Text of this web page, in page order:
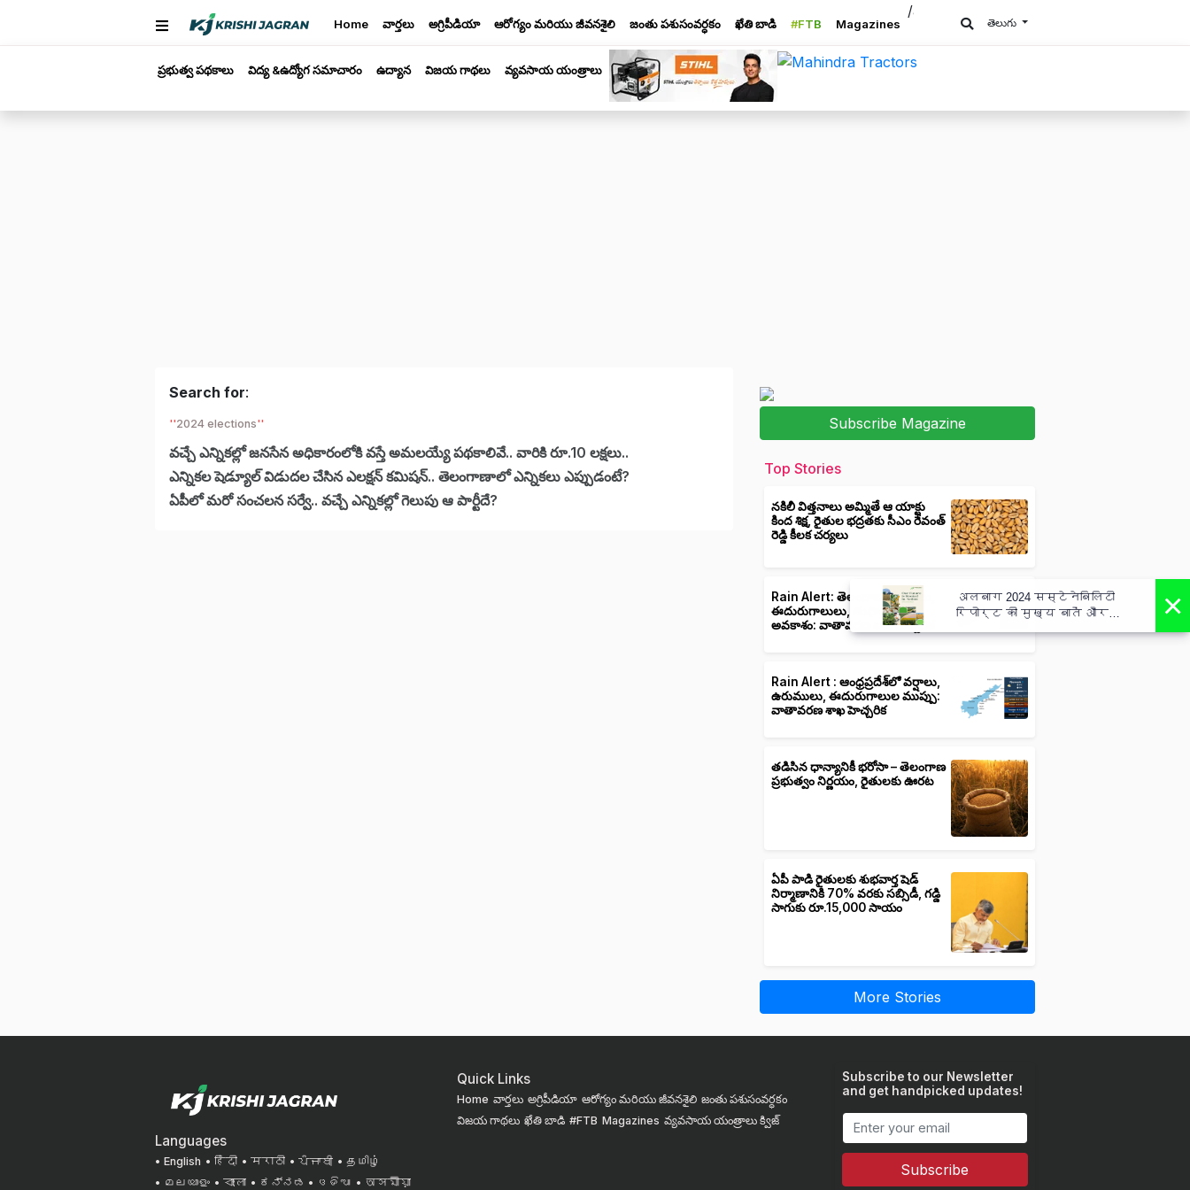
Home వార్తలు అగ్రిపీడియా ఆరోగ్యం మరియు జీవనశైలి జంతు పశుసంవర్ధకం ఖేతి బాడి #FTB Magazines
/a>
తెలుగు
ప్రభుత్వ పథకాలు విద్య &ఉద్యోగ సమాచారం ఉద్యాన విజయ గాథలు వ్యవసాయ యంత్రాలు
Search for:
2024 elections
వచ్చే ఎన్నికల్లో జనసేన అధికారంలోకి వస్తే అమలయ్యే పథకాలివే.. వారికి రూ.10 లక్షలు..
ఎన్నికల షెడ్యూల్ విడుదల చేసిన ఎలక్షన్ కమిషన్.. తెలంగాణాలో ఎన్నికలు ఎప్పుడంటే?
ఏపీలో మరో సంచలన సర్వే.. వచ్చే ఎన్నికల్లో గెలుపు ఆ పార్టీదే?
Subscribe Magazine
Top Stories
నకిలీ విత్తనాలు అమ్మితే ఆ యాక్టు
కింద శిక్ష, రైతుల భద్రతకు సీఎం రేవంత్
రెడ్డి కీలక చర్యలు
Rain Alert: తెలంగాణలో వర్షాలు,
ఈదురుగాలులు, తుఫాన్లు వచ్చే
అవకాశం: వాతావరణ శాఖ హెచ్చరిక
Rain Alert : ఆంధ్రప్రదేశ్‌లో వర్షాలు,
ఉరుములు, ఈదురుగాలుల ముప్పు:
వాతావరణ శాఖ హెచ్చరిక
తడిసిన ధాన్యానికీ భరోసా – తెలంగాణ
ప్రభుత్వం నిర్ణయం, రైతులకు ఊరట
ఏపీ పాడి రైతులకు శుభవార్త షెడ్
నిర్మాణానికి 70% వరకు సబ్సిడీ, గడ్డి
సాగుకు రూ.15,000 సాయం
More Stories
Languages
English हिंदी मराठी ਪੰਜਾਬੀ
தமிழ்
മലയാളം
বাংলা ಕನ್ನಡ ଓଡିଆ অসমীয়া
Quick Links
Home వార్తలు అగ్రిపీడియా ఆరోగ్యం మరియు జీవనశైలి జంతు పశుసంవర్ధకం
విజయ గాథలు ఖేతి బాడి #FTB Magazines వ్యవసాయ యంత్రాలుక్విజ్
Subscribe to our Newsletter
and get handpicked updates!
Subscribe
×
अलबाग 2024 सस्टेनेबिलिटी
रिपोर्ट की मुख्य बातें और